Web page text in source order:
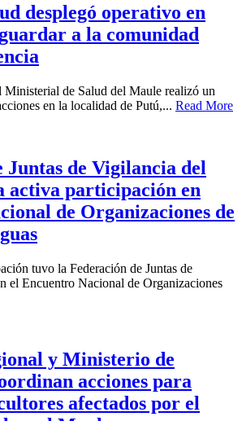
desplegó operativo en
a la comunidad
Ministerial de Salud del Maule realizó un
en la localidad de Putú,... Read More
Juntas de Vigilancia del
activa participación en
de Organizaciones de
tuvo la Federación de Juntas de
el Encuentro Nacional de Organizaciones
y Ministerio de
acciones para
afectados por el